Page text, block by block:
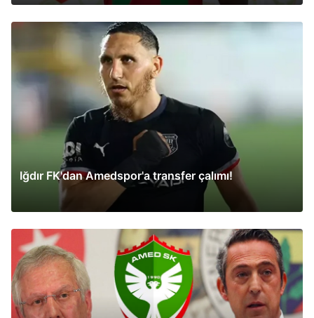
Iğdır FK'dan Amedspor'a transfer çalımı!